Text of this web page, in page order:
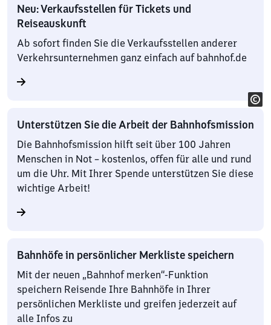
Neu: Verkaufsstellen für Tickets und
Reiseauskunft
Ab sofort finden Sie die Verkaufsstellen anderer
Verkehrsunternehmen ganz einfach auf bahnhof.de
Unterstützen Sie die Arbeit der Bahnhofsmission
Die Bahnhofsmission hilft seit über 100 Jahren
Menschen in Not – kostenlos, offen für alle und rund
um die Uhr. Mit Ihrer Spende unterstützen Sie diese
wichtige Arbeit!
Bahnhöfe in persönlicher Merkliste speichern
Mit der neuen „Bahnhof merken“-Funktion
speichern Reisende Ihre Bahnhöfe in Ihrer
persönlichen Merkliste und greifen jederzeit auf
alle Infos zu